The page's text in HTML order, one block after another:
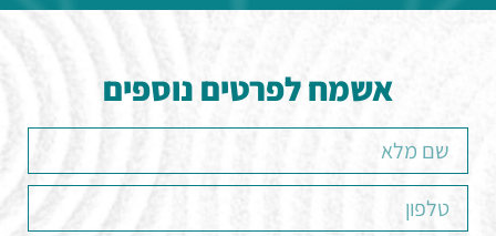
אשמח לפרטים נוספים